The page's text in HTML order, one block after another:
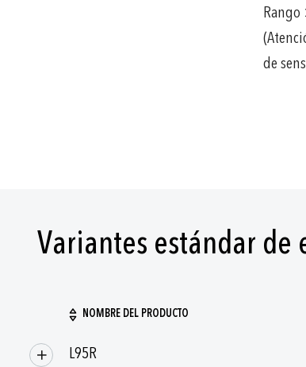
Rango
de
Variantes estándar de
agrupados
NOMBRE DEL PRODUCTO
L95R